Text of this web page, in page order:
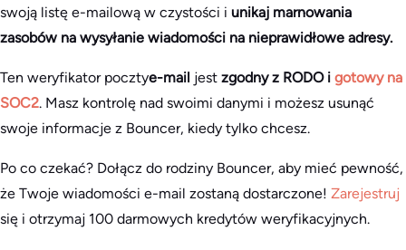
swoją listę e-mailową w czystości i unikaj marnowania
zasobów na wysyłanie wiadomości na nieprawidłowe adresy.
Ten weryfikator pocztye-mail jest zgodny z RODO i gotowy na
SOC2. Masz kontrolę nad swoimi danymi i możesz usunąć
swoje informacje z Bouncer, kiedy tylko chcesz.
Po co czekać? Dołącz do rodziny Bouncer, aby mieć pewność,
że Twoje wiadomości e-mail zostaną dostarczone! Zarejestruj
się i otrzymaj 100 darmowych kredytów weryfikacyjnych.